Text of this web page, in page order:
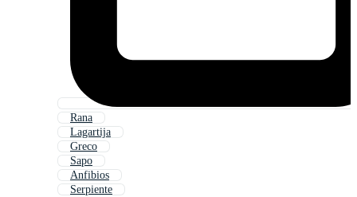
Rana
Lagartija
Greco
Sapo
Anfibios
Serpiente